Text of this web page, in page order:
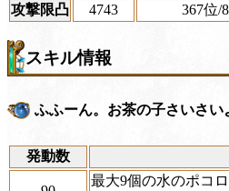
攻撃限凸
4743 367位/
スキル情報
ふふーん。お茶の子さいさい
発動数
最大9個の水のポコ